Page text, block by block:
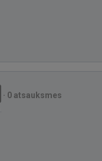
· 0 atsauksmes